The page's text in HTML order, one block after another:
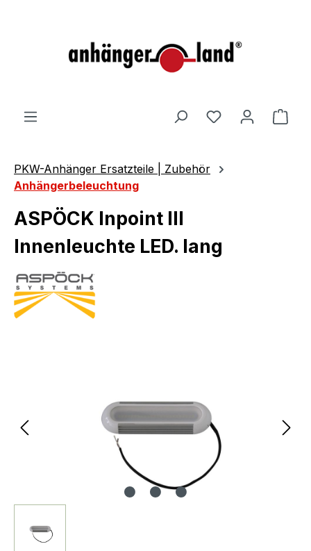
PKW-Anhänger Ersatzteile | Zubehör
Anhängerbeleuchtung
ASPÖCK Inpoint III
Innenleuchte LED. lang